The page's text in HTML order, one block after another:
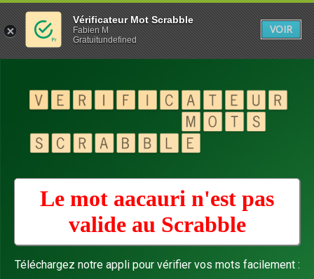
Le mot aacauri n'est pas
valide au Scrabble
Téléchargez notre appli pour vérifier vos mots facilement :
Vérificateur Mot Scrabble
Fabien M
Gratuitundefined
VOIR